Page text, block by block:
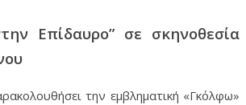
Επίδαυρο” σε σκηνοθεσία
την εμβληματική «Γκόλφω»